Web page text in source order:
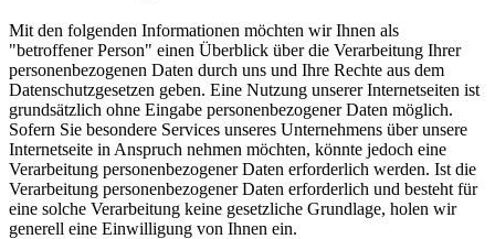
Mit den folgenden Informationen möchten wir Ihnen als
"betroffener Person" einen Überblick über die Verarbeitung Ihrer
personenbezogenen Daten durch uns und Ihre Rechte aus dem
Datenschutzgesetzen geben. Eine Nutzung unserer Internetseiten ist
grundsätzlich ohne Eingabe personenbezogener Daten möglich.
Sofern Sie besondere Services unseres Unternehmens über unsere
Internetseite in Anspruch nehmen möchten, könnte jedoch eine
Verarbeitung personenbezogener Daten erforderlich werden. Ist die
Verarbeitung personenbezogener Daten erforderlich und besteht für
eine solche Verarbeitung keine gesetzliche Grundlage, holen wir
generell eine Einwilligung von Ihnen ein.